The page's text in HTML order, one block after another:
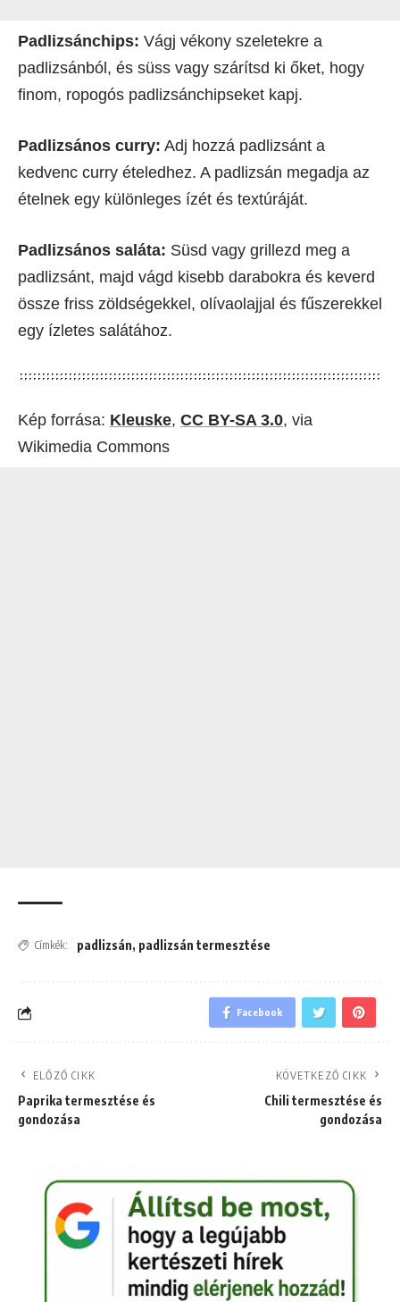
Padlizsánchips: Vágj vékony szeletekre a
padlizsánból, és süss vagy szárítsd ki őket, hogy
finom, ropogós padlizsánchipseket kapj.
Padlizsános curry: Adj hozzá padlizsánt a
kedvenc curry ételedhez. A padlizsán megadja az
ételnek egy különleges ízét és textúráját.
Padlizsános saláta: Süsd vagy grillezd meg a
padlizsánt, majd vágd kisebb darabokra és keverd
össze friss zöldségekkel, olívaolajjal és fűszerekkel
egy ízletes salátához.
Kép forrása: Kleuske, CC BY-SA 3.0, via
Wikimedia Commons
Címkék: padlizsán, padlizsán termesztése
Facebook
ELŐZŐ CIKK
Paprika termesztése és
gondozása
KÖVETKEZŐ CIKK
Chili termesztése és
gondozása